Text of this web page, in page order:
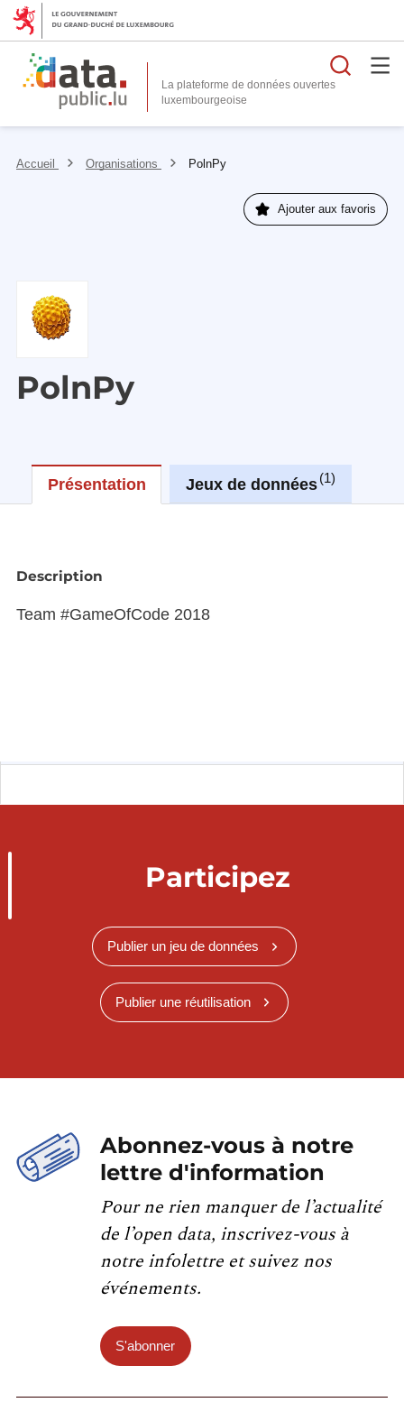
La plateforme de données ouvertes
Accueil Organisations PolnPy
Ajouter aux favoris
PolnPy
Présentation Jeux de données 1
Description
Team #GameOfCode 2018
Participez
Publier un jeu de données
Publier une réutilisation
Abonnez-vous à notre
lettre d'information
Pour ne rien manquer de l’actualité
de l’open data, inscrivez-vous à
notre infolettre et suivez nos
événements.
S'abonner